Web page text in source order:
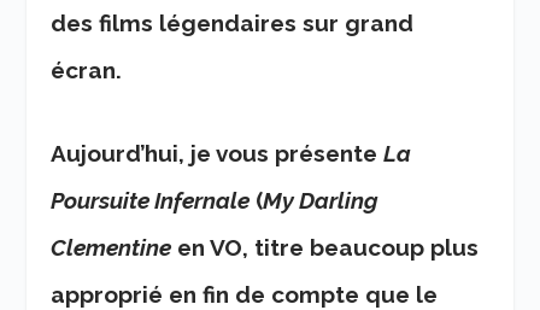
des films légendaires sur grand
écran.
Aujourd’hui, je vous présenteLa
Poursuite Infernale (My Darling
Clementine en VO, titre beaucoup plus
approprié en fin de compte que le